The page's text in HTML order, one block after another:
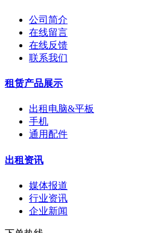
公司简介
在线留言
在线反馈
联系我们
租赁产品展示
出租电脑&平板
手机
通用配件
出租资讯
媒体报道
行业资讯
企业新闻